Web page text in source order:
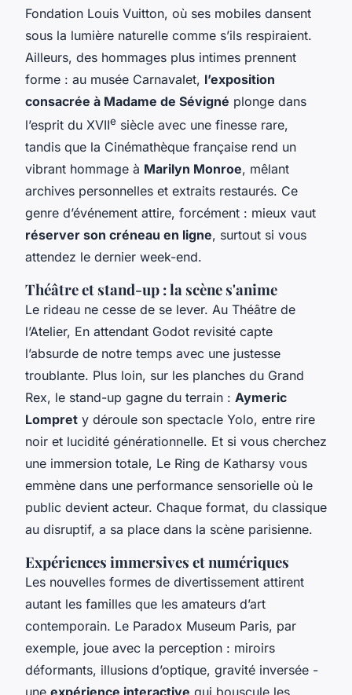
Fondation Louis Vuitton, où ses mobiles dansent
sous la lumière naturelle comme s’ils respiraient.
Ailleurs, des hommages plus intimes prennent
forme : au musée Carnavalet, l’exposition
consacrée à Madame de Sévigné plonge dans
l’esprit du XVIIe siècle avec une finesse rare,
tandis que la Cinémathèque française rend un
vibrant hommage à Marilyn Monroe, mêlant
archives personnelles et extraits restaurés. Ce
genre d’événement attire, forcément : mieux vaut
réserver son créneau en ligne, surtout si vous
attendez le dernier week-end.
Théâtre et stand-up : la scène s'anime
Le rideau ne cesse de se lever. Au Théâtre de
l’Atelier, En attendant Godot revisité capte
l’absurde de notre temps avec une justesse
troublante. Plus loin, sur les planches du Grand
Rex, le stand-up gagne du terrain : Aymeric
Lompret y déroule son spectacle Yolo, entre rire
noir et lucidité générationnelle. Et si vous cherchez
une immersion totale, Le Ring de Katharsy vous
emmène dans une performance sensorielle où le
public devient acteur. Chaque format, du classique
au disruptif, a sa place dans la scène parisienne.
Expériences immersives et numériques
Les nouvelles formes de divertissement attirent
autant les familles que les amateurs d’art
contemporain. Le Paradox Museum Paris, par
exemple, joue avec la perception : miroirs
déformants, illusions d’optique, gravité inversée -